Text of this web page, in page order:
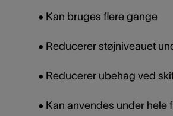
• Kan bruges flere gange
• Reducerer støjniveauet
• Reducerer ubehag ved
• Kan anvendes under hele